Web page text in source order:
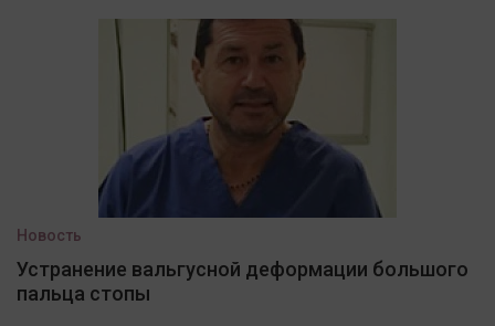
Новость
Устранение вальгусной деформации большого
пальца стопы